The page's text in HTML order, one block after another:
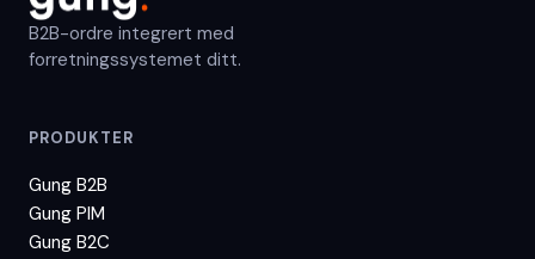
B2B-ordre integrert med
forretningssystemet ditt.
PRODUKTER
Gung B2B
Gung PIM
Gung B2C